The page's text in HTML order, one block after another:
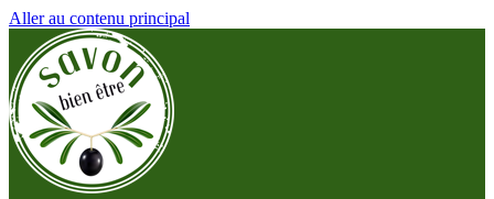
Aller au contenu principal